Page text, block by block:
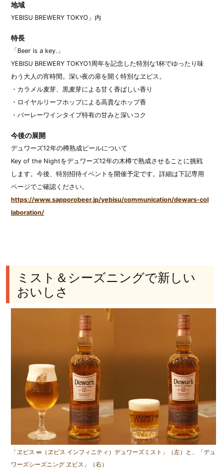
地域
YEBISU BREWERY TOKYO」内
特長
「Beer is a key.」
YEBISU BREWERY TOKYO1周年を記念した特別な1杯でゆったり味
わう大人の宵時間。深い夜の扉を開く特別なヱビス。
・カラメル麦芽、黒麦芽による甘く香ばしい香り
・ロイヤルリーフホップによる高貴なホップ香
・バーレーワインタイプ特有の甘みと深いコク
今後の展開
デュワーズ12年の樽熟成ビールについて
Key of the Nightをデュワーズ12年の木樽で熟成させることに挑戦
します。今後、特別招待イベントを開催予定です。詳細は下記専用
ページでご確認ください。
https://www.sapporobeer.jp/yebisu/communication/dewars-col
laboration/
ミスト＆シーズニングで新しい
おいしさ
「ヱビス ∞（ヱビス インフィニティ）デュワーズミスト」（左）と、「デュ
ワーズシーズニング ヱビス」（右）